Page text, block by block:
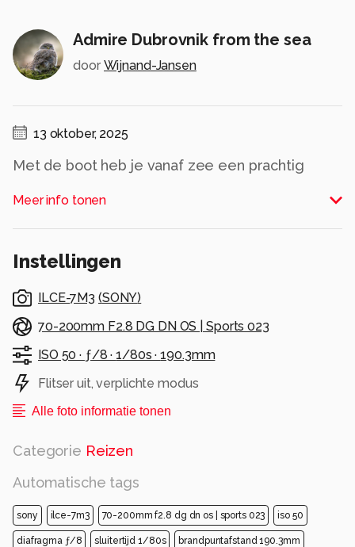
Admire Dubrovnik from the sea
door Wijnand-Jansen
13 oktober, 2025
Met de boot heb je vanaf zee een prachtig
Meer info tonen
Instellingen
ILCE-7M3 (SONY)
70-200mm F2.8 DG DN OS | Sports 023
ISO 50 · ƒ/8 ·1/80s ·190.3mm
Flitser uit, verplichte modus
Alle foto informatie tonen
Categorie Reizen
Automatische tags
sony ilce-7m3 70-200mm f2.8 dg dn os | sports 023 iso 50
diafragma ƒ/8 sluitertijd 1/80s brandpuntafstand 190.3mm